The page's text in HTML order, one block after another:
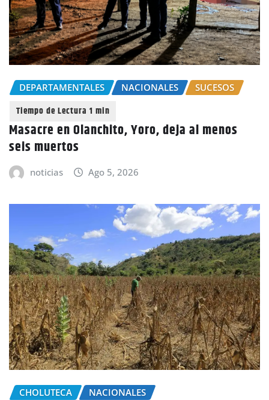
DEPARTAMENTALES NACIONALES SUCESOS
Masacre en Olanchito, Yoro, deja al menos
seis muertos
noticias Ago 5, 2026
CHOLUTECA NACIONALES